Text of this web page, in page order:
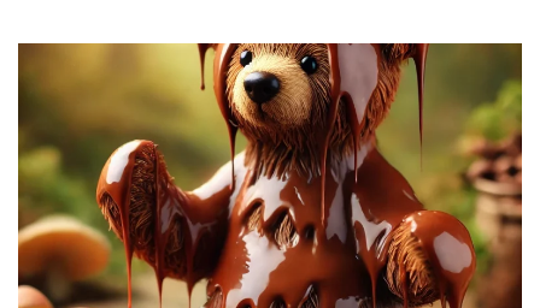
STOR
OPPSKRIFT